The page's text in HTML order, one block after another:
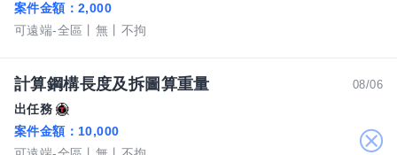
案件金額： 2,000
可遠端-全區
無 不拘
08/06
計算鋼構長度及拆圖算重量
出任務
案件金額： 10,000
關